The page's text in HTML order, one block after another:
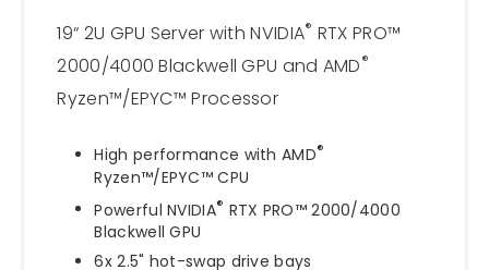
19“ 2U GPU Server with NVIDIA® RTX PRO™
2000/4000 Blackwell GPU and AMD®
Ryzen™/EPYC™ Processor
High performance with AMD®
Ryzen™/EPYC™ CPU
Powerful NVIDIA® RTX PRO™ 2000/4000
Blackwell GPU
6x 2.5" hot-swap drive bays